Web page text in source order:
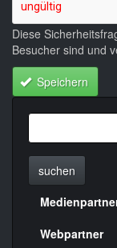
Diese
Besucher sind und
Speichern
suchen
rechte
Webpartner